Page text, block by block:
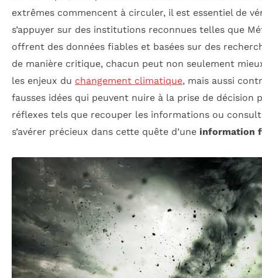
extrêmes commencent à circuler, il est essentiel de
s’appuyer sur des institutions reconnues telles que
offrent des données fiables et basées sur des
de manière critique, chacun peut non seulement
les enjeux du changement climatique, mais aussi
fausses idées qui peuvent nuire à la prise de décision
réflexes tels que recouper les informations ou
s’avérer précieux dans cette quête d’une information